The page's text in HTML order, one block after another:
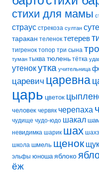
стихи для мамы
страус стрекоза султан
таракан теленок тетерев
тигренок топор три сына
туман тыква тюлень тётка
утенокутка учительница
царевич царевна
царь цветок
человек червяк черепаха
чудище чудо-юдо шакал
невидимка шарик шах
школа шмель щенок
эльфы юноша яблоко
ёж